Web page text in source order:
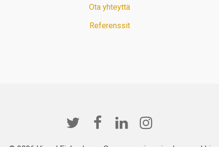
Ota yhteyttä
Referenssit